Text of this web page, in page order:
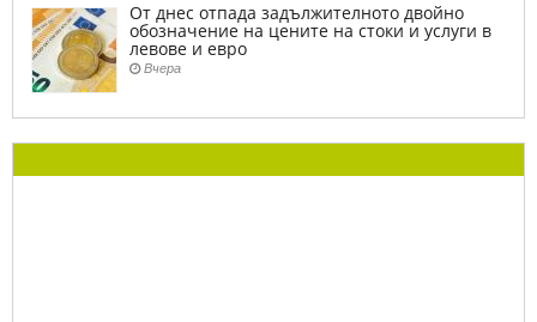
От днес отпада задължителното двойно
обозначение на цените на стоки и услуги в
левове и евро
Вчера